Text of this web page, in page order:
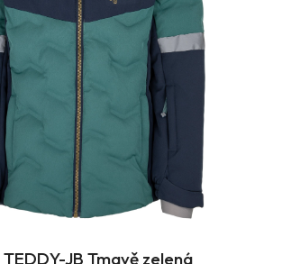
TEDDY-JB Tmavě zelená